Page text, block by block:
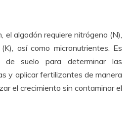
el algodón requiere nitrógeno (N),
así como micronutrientes. Es
de suelo para determinar las
y aplicar fertilizantes de manera
el crecimiento sin contaminar el